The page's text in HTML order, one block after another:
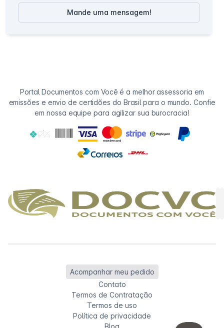
Mande uma mensagem!
Portal Documentos com Você é a melhor assessoria em
emissões e envio de certidões do Brasil para o mundo. Confie
em nossa equipe para agilizar sua burocracia!
Acompanhar meu pedido
Contato
Termos de Contratação
Termos de uso
Política de privacidade
Blog